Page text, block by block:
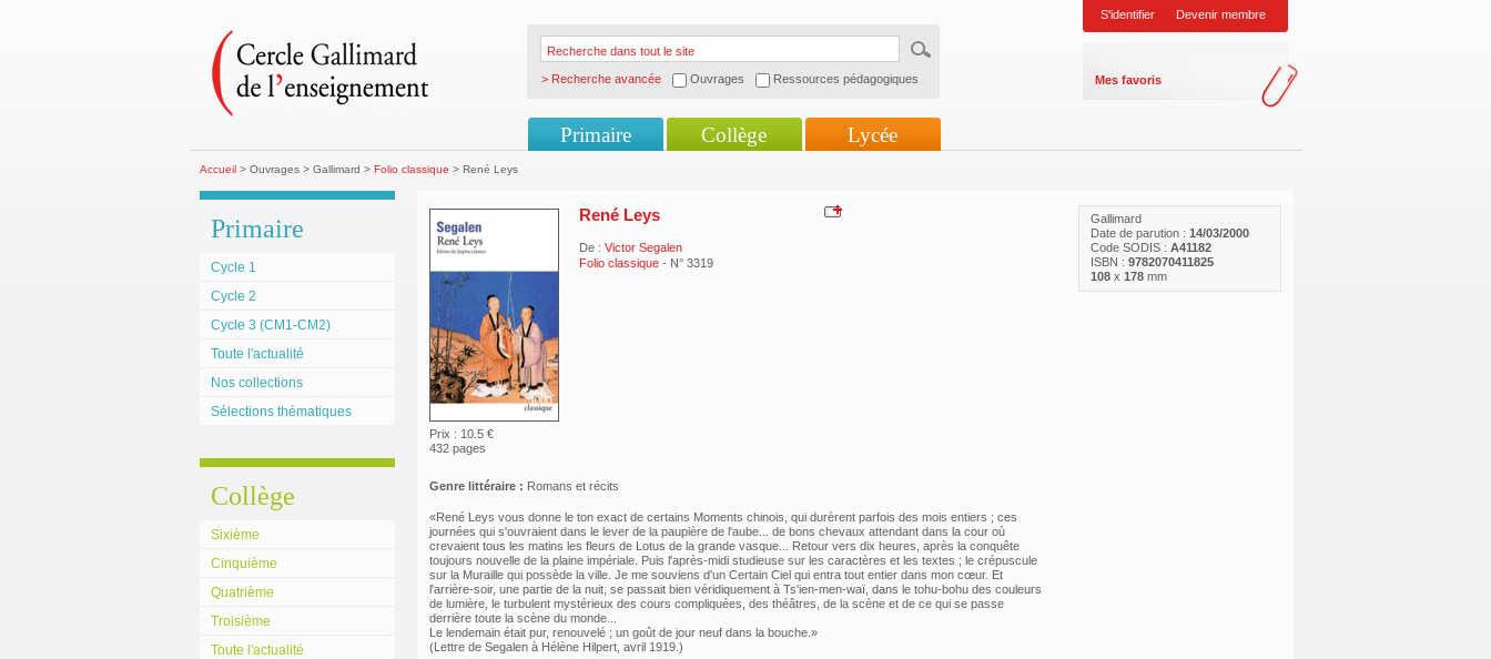
> Recherche avancée Ouvrages Ressources pédagogiques
S'identifier Devenir membre
Mes favoris
Primaire Collège Lycée
Accueil> Ouvrages > Gallimard > Folio classique > René Leys
Primaire
Cycle 1
Cycle 2
Cycle 3 (CM1-CM2)
Toute l'actualité
Nos collections
Sélections thématiques
Collège
Sixième
Cinquième
Quatrième
Troisième
Toute l'actualité
Gallimard
Date de parution : 14/03/2000
Code SODIS : A41182
ISBN : 9782070411825
108x 178mm
Prix : 10.5 €
432 pages
René Leys
De : Victor Segalen
Folio classique - N° 3319
Genre littéraire : Romans et récits
«René Leys vous donne le ton exact de certains Moments chinois, qui durèrent parfois des mois entiers ; ces
journées qui s'ouvraient dans le lever de la paupière de l'aube... de bons chevaux attendant dans la cour où
crevaient tous les matins les fleurs de Lotus de la grande vasque... Retour vers dix heures, après la conquête
toujours nouvelle de la plaine impériale. Puis l'après-midi studieuse sur les caractères et les textes ; le crépuscule
sur la Muraille qui possède la ville. Je me souviens d'un Certain Ciel qui entra tout entier dans mon cœur. Et
l'arrière-soir, une partie de la nuit, se passait bien véridiquement à Ts'ien-men-waï, dans le tohu-bohu des couleurs
de lumière, le turbulent mystérieux des cours compliquées, des théâtres, de la scène et de ce qui se passe
derrière toute la scène du monde...
Le lendemain était pur, renouvelé ; un goût de jour neuf dans la bouche.»
(Lettre de Segalen à Hélène Hilpert, avril 1919.)